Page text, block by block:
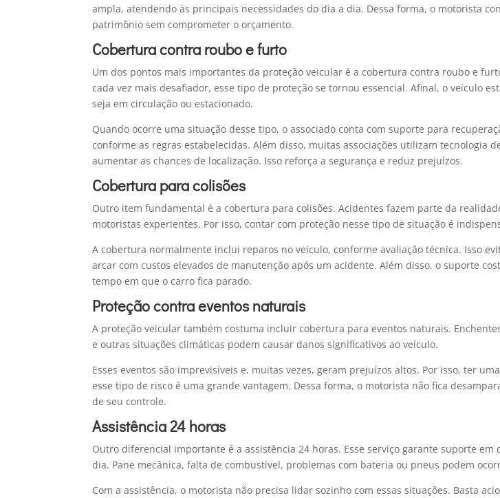
ampla, atendendo às principais necessidades do dia a dia. Dessa forma, o motorista
patrimônio sem comprometer o orçamento.
Cobertura contra roubo e furto
Um dos pontos mais importantes da proteção veicular é a cobertura contra roubo e
cada vez mais desafiador, esse tipo de proteção se tornou essencial. Afinal, o veículo
seja em circulação ou estacionado.
Quando ocorre uma situação desse tipo, o associado conta com suporte para
conforme as regras estabelecidas. Além disso, muitas associações utilizam tecnologia
aumentar as chances de localização. Isso reforça a segurança e reduz prejuízos.
Cobertura para colisões
Outro item fundamental é a cobertura para colisões. Acidentes fazem parte da
motoristas experientes. Por isso, contar com proteção nesse tipo de situação é
A cobertura normalmente inclui reparos no veículo, conforme avaliação técnica. Isso
arcar com custos elevados de manutenção após um acidente. Além disso, o suporte
tempo em que o carro fica parado.
Proteção contra eventos naturais
A proteção veicular também costuma incluir cobertura para eventos naturais.
e outras situações climáticas podem causar danos significativos ao veículo.
Esses eventos são imprevisíveis e, muitas vezes, geram prejuízos altos. Por isso, ter
esse tipo de risco é uma grande vantagem. Dessa forma, o motorista não fica
de seu controle.
Assistência 24 horas
Outro diferencial importante é a assistência 24 horas. Esse serviço garante suporte em
dia. Pane mecânica, falta de combustível, problemas com bateria ou pneus podem
Com a assistência, o motorista não precisa lidar sozinho com essas situações. Basta